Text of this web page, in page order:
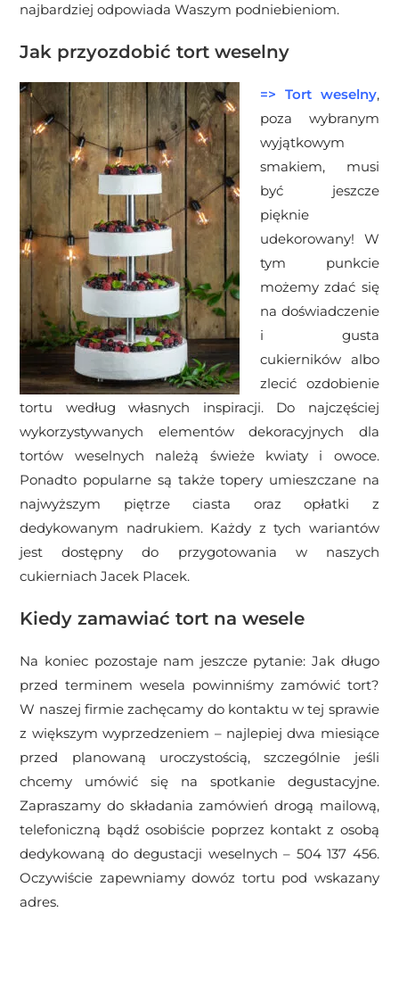
najbardziej odpowiada Waszym podniebieniom.
Jak przyozdobić tort weselny
=> Tort weselny,
poza wybranym
wyjątkowym
smakiem, musi
być jeszcze
pięknie
udekorowany! W
tym punkcie
możemy zdać się
na doświadczenie
i gusta
cukierników albo
zlecić ozdobienie
tortu według własnych inspiracji. Do najczęściej
wykorzystywanych elementów dekoracyjnych dla
tortów weselnych należą świeże kwiaty i owoce.
Ponadto popularne są także topery umieszczane na
najwyższym piętrze ciasta oraz opłatki z
dedykowanym nadrukiem. Każdy z tych wariantów
jest dostępny do przygotowania w naszych
cukierniach Jacek Placek.
Kiedy zamawiać tort na wesele
Na koniec pozostaje nam jeszcze pytanie: Jak długo
przed terminem wesela powinniśmy zamówić tort?
W naszej firmie zachęcamy do kontaktu w tej sprawie
z większym wyprzedzeniem – najlepiej dwa miesiące
przed planowaną uroczystością, szczególnie jeśli
chcemy umówić się na spotkanie degustacyjne.
Zapraszamy do składania zamówień drogą mailową,
telefoniczną bądź osobiście poprzez kontakt z osobą
dedykowaną do degustacji weselnych – 504 137 456.
Oczywiście zapewniamy dowóz tortu pod wskazany
adres.